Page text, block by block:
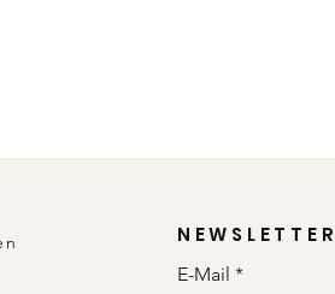
NEWSLETTER
E-Mail